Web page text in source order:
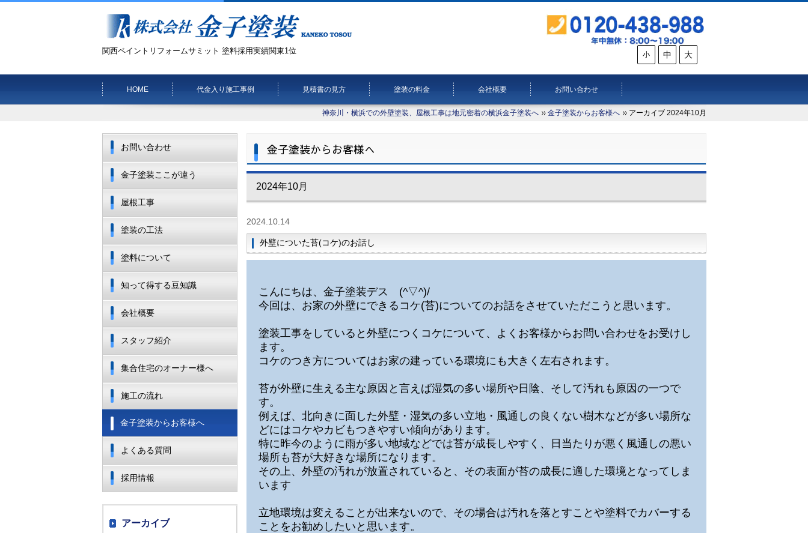
関西ペイントリフォームサミット 塗料採用実績関東1位 小 中 大
HOME 代金入り施工事例 見積書の見方 塗装の料金 会社概要 お問い合わせ
神奈川・横浜での外壁塗装、屋根工事は地元密着の横浜金子塗装へ 金子塗装からお客様へ アーカイブ 2024年10月
金子塗装からお客様へ
2024年10月
2024.10.14
外壁についた苔(コケ)のお話し
こんにちは、金子塗装デス (^▽^)/
今回は、お家の外壁にできるコケ(苔)についてのお話をさせていただこうと思います。
塗装工事をしていると外壁につくコケについて、よくお客様からお問い合わせをお受けし
ます。
コケのつき方についてはお家の建っている環境にも大きく左右されます。
苔が外壁に生える主な原因と言えば湿気の多い場所や日陰、そして汚れも原因の一つで
す。
例えば、北向きに面した外壁・湿気の多い立地・風通しの良くない樹木などが多い場所な
どにはコケやカビもつきやすい傾向があります。
特に昨今のように雨が多い地域などでは苔が成長しやすく、日当たりが悪く風通しの悪い
場所も苔が大好きな場所になります。
その上、外壁の汚れが放置されていると、その表面が苔の成長に適した環境となってしま
います
立地環境は変えることが出来ないので、その場合は汚れを落とすことや塗料でカバーする
ことをお勧めしたいと思います。
お問い合わせ
金子塗装ここが違う
屋根工事
塗装の工法
塗料について
知って得する豆知識
会社概要
スタッフ紹介
集合住宅のオーナー様へ
施工の流れ
金子塗装からお客様へ
よくある質問
採用情報
アーカイブ